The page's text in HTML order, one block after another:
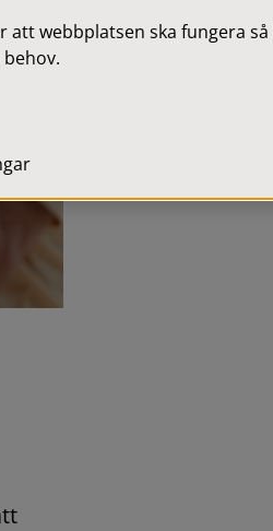
att webbplatsen ska fungera